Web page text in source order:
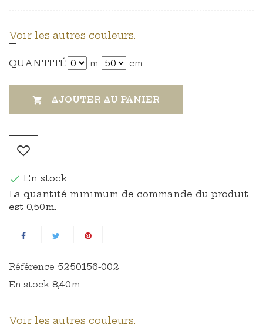
Voir les autres couleurs.
QUANTITÉ m cm
 AJOUTER AU PANIER
 En stock
La quantité minimum de commande du produit
est 0,50m.
Référence 5250156-002
En stock 8,40m
Voir les autres couleurs.